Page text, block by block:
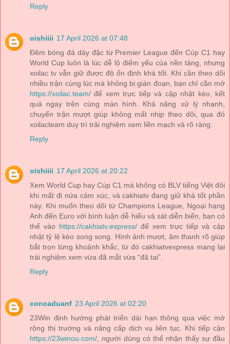
Reply
oishiiii 17 April 2026 at 07:48
Đêm bóng đá dày đặc từ Premier League đến Cúp C1 hay
World Cup luôn là lúc dễ lộ điểm yếu của nền tảng, nhưng
xoilac tv vẫn giữ được độ ổn định khá tốt. Khi cần theo dõi
nhiều trận cùng lúc mà không bị gián đoạn, bạn chỉ cần mở
https://xoilac.team/ để xem trực tiếp và cập nhật kèo, kết
quả ngay trên cùng màn hình. Khả năng xử lý nhanh,
chuyển trận mượt giúp không mất nhịp theo dõi, qua đó
xoilacteam duy trì trải nghiệm xem liền mạch và rõ ràng.
Reply
oishiiii 17 April 2026 at 20:22
Xem World Cup hay Cúp C1 mà không có BLV tiếng Việt đôi
khi mất đi nửa cảm xúc, và cakhiatv đang giữ khá tốt phần
này. Khi muốn theo dõi từ Champions League, Ngoại hạng
Anh đến Euro với bình luận dễ hiểu và sát diễn biến, bạn có
thể vào https://cakhiatv.express/ để xem trực tiếp và cập
nhật tỷ lệ kèo song song. Hình ảnh mượt, âm thanh rõ giúp
bắt trọn từng khoảnh khắc, từ đó cakhiatvexpress mang lại
trải nghiệm xem vừa đã mắt vừa “đã tai”.
Reply
concaduanf 23 April 2026 at 02:20
23Win định hướng phát triển dài hạn thông qua việc mở
rộng thị trường và nâng cấp dịch vụ liên tục. Khi tiếp cận
https://23winou.com/, người dùng có thể nhận thấy sự đầu